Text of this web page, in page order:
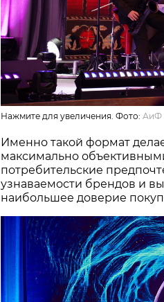
Нажмите для увеличения. Фото: АиФ
Именно такой формат
максимально
потребительские
узнаваемости брендов и
наибольшее доверие